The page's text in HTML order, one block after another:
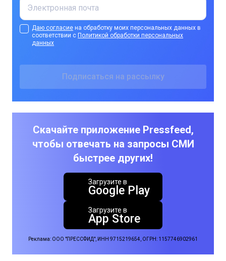
Даю согласие на обработку моих персональных данных в
соответствии с Политикой обработки персональных
данных
Скачайте приложение Pressfeed,
чтобы отвечать на запросы СМИ
быстрее других!
Загрузите в
Google Play
Загрузите в
App Store
Реклама: ООО "ПРЕССФИД", ИНН 9715219654, ОГРН: 1157746902961